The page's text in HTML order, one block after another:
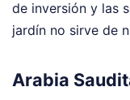
de inversión y las
jardín no sirve de
Arabia